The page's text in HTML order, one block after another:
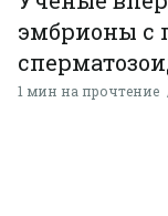
эмбрионы с
1 мин на прочтение